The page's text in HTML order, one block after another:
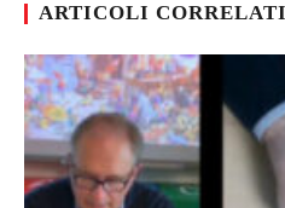
ARTICOLI CORRELATI